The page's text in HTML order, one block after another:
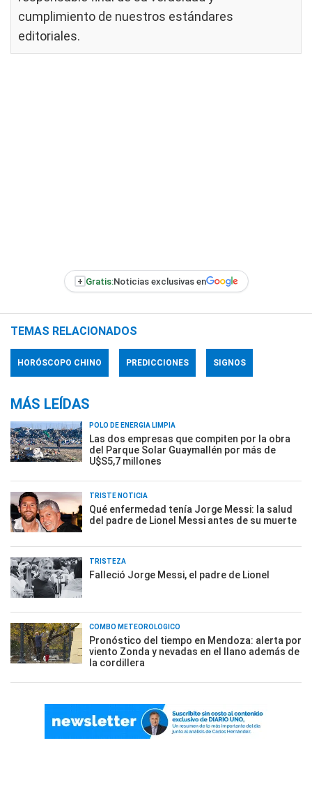
cumplimiento de nuestros estándares
editoriales.
+ Gratis:Noticias exclusivas en
TEMAS RELACIONADOS
HORÓSCOPO CHINO PREDICCIONES SIGNOS
MÁS LEÍDAS
POLO DE ENERGÍA LIMPIA
Las dos empresas que compiten por la obra
del Parque Solar Guaymallén por más de
U$S5,7 millones
TRISTE NOTICIA
Qué enfermedad tenía Jorge Messi: la salud
del padre de Lionel Messi antes de su muerte
TRISTEZA
Falleció Jorge Messi, el padre de Lionel
COMBO METEOROLÓGICO
Pronóstico del tiempo en Mendoza: alerta por
viento Zonda y nevadas en el llano además de
la cordillera